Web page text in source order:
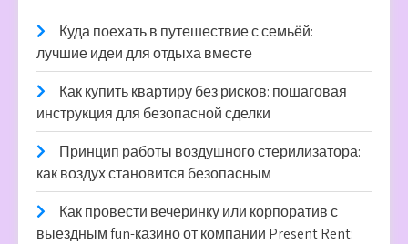
Куда поехать в путешествие с семьёй:
лучшие идеи для отдыха вместе
Как купить квартиру без рисков: пошаговая
инструкция для безопасной сделки
Принцип работы воздушного стерилизатора:
как воздух становится безопасным
Как провести вечеринку или корпоратив с
выездным fun-казино от компании Present Rent: